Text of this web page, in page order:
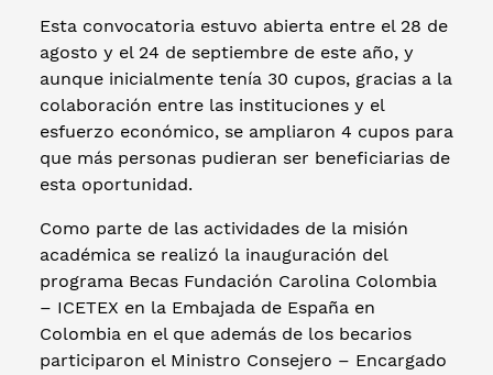
Esta convocatoria estuvo abierta entre el 28 de
agosto y el 24 de septiembre de este año, y
aunque inicialmente tenía 30 cupos, gracias a la
colaboración entre las instituciones y el
esfuerzo económico, se ampliaron 4 cupos para
que más personas pudieran ser beneficiarias de
esta oportunidad.
Como parte de las actividades de la misión
académica se realizó la inauguración del
programa Becas Fundación Carolina Colombia
– ICETEX en la Embajada de España en
Colombia en el que además de los becarios
participaron el Ministro Consejero – Encargado